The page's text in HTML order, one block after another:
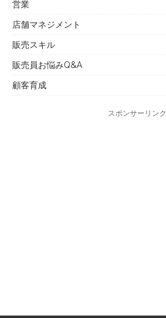
営業
店舗マネジメント
販売スキル
販売員お悩みQ&A
顧客育成
スポンサーリンク